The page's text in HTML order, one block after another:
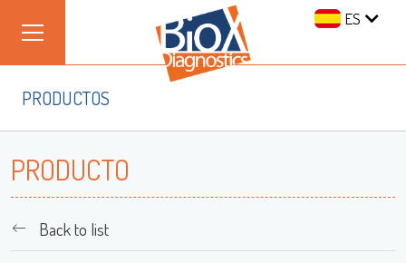
ES
PRODUCTOS
PRODUCTO
Back to list